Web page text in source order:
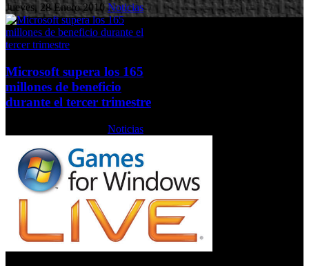
Jueves, 28 Enero 2010Noticias
Microsoft supera los 165
millones de beneficio
durante el tercer trimestre
Noticias